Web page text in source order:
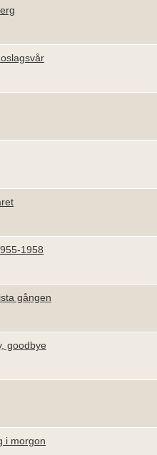
1958
gången
goodbye
i morgon